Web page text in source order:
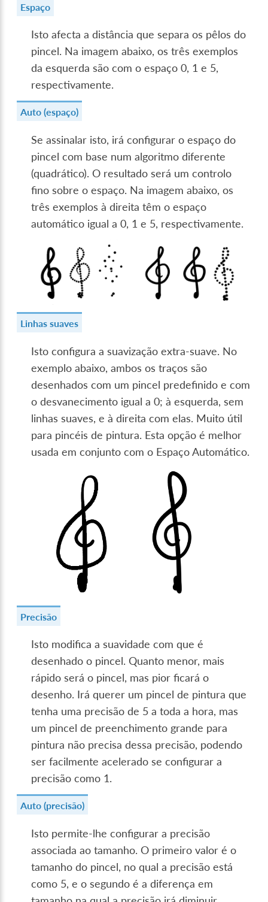
Espaço
Isto afecta a distância que separa os pêlos do
pincel. Na imagem abaixo, os três exemplos
da esquerda são com o espaço 0, 1 e 5,
respectivamente.
Auto (espaço)
Se assinalar isto, irá configurar o espaço do
pincel com base num algoritmo diferente
(quadrático). O resultado será um controlo
fino sobre o espaço. Na imagem abaixo, os
três exemplos à direita têm o espaço
automático igual a 0, 1 e 5, respectivamente.
Linhas suaves
Isto configura a suavização extra-suave. No
exemplo abaixo, ambos os traços são
desenhados com um pincel predefinido e com
o desvanecimento igual a 0; à esquerda, sem
linhas suaves, e à direita com elas. Muito útil
para pincéis de pintura. Esta opção é melhor
usada em conjunto com o Espaço Automático.
Precisão
Isto modifica a suavidade com que é
desenhado o pincel. Quanto menor, mais
rápido será o pincel, mas pior ficará o
desenho. Irá querer um pincel de pintura que
tenha uma precisão de 5 a toda a hora, mas
um pincel de preenchimento grande para
pintura não precisa dessa precisão, podendo
ser facilmente acelerado se configurar a
precisão como 1.
Auto (precisão)
Isto permite-lhe configurar a precisão
associada ao tamanho. O primeiro valor é o
tamanho do pincel, no qual a precisão está
como 5, e o segundo é a diferença em